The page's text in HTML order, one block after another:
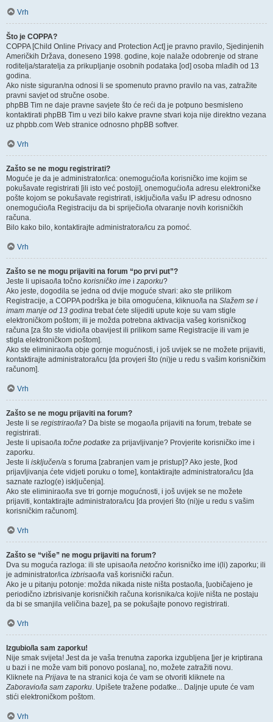
Vrh
Što je COPPA?
COPPA [Child Online Privacy and Protection Act] je pravno pravilo, Sjedinjenih
Američkih Država, doneseno 1998. godine, koje nalaže odobrenje od strane
roditelja/staratelja za prikupljanje osobnih podataka [od] osoba mlađih od 13
godina.
Ako niste siguran/na odnosi li se spomenuto pravno pravilo na vas, zatražite
pravni savjet od stručne osobe.
phpBB Tim ne daje pravne savjete što će reći da je potpuno besmisleno
kontaktirati phpBB Tim u vezi bilo kakve pravne stvari koja nije direktno vezana
uz phpbb.com Web stranice odnosno phpBB softver.
Vrh
Zašto se ne mogu registrirati?
Moguće je da je administrator/ica: onemogućio/la korisničko ime kojim se
pokušavate registrirati [ili isto već postoji], onemogućio/la adresu elektroničke
pošte kojom se pokušavate registrirati, isključio/la vašu IP adresu odnosno
onemogućio/la Registraciju da bi spriječio/la otvaranje novih korisničkih
računa.
Bilo kako bilo, kontaktirajte administratora/icu za pomoć.
Vrh
Zašto se ne mogu prijaviti na forum “po prvi put”?
Jeste li upisao/la točno korisničko ime i zaporku?
Ako jeste, dogodila se jedna od dvije moguće stvari: ako ste prilikom
Registracije, a COPPA podrška je bila omogućena, kliknuo/la na Slažem se i
imam manje od 13 godina trebat ćete slijediti upute koje su vam stigle
elektroničkom poštom; ili je možda potrebna aktivacija vašeg korisničkog
računa [za što ste vidio/la obavijest ili prilikom same Registracije ili vam je
stigla elektroničkom poštom].
Ako ste eliminirao/la obje gornje mogućnosti, i još uvijek se ne možete prijaviti,
kontaktirajte administratora/icu [da provjeri što (ni)je u redu s vašim korisničkim
računom].
Vrh
Zašto se ne mogu prijaviti na forum?
Jeste li se registrirao/la? Da biste se mogao/la prijaviti na forum, trebate se
registrirati.
Jeste li upisao/la točne podatke za prijavljivanje? Provjerite korisničko ime i
zaporku.
Jeste li isključen/a s foruma [zabranjen vam je pristup]? Ako jeste, [kod
prijavljivanja ćete vidjeti poruku o tome], kontaktirajte administratora/icu [da
saznate razlog(e) isključenja].
Ako ste eliminirao/la sve tri gornje mogućnosti, i još uvijek se ne možete
prijaviti, kontaktirajte administratora/icu [da provjeri što (ni)je u redu s vašim
korisničkim računom].
Vrh
Zašto se “više” ne mogu prijaviti na forum?
Dva su moguća razloga: ili ste upisao/la netočno korisničko ime i(li) zaporku; ili
je administrator/ica izbrisao/la vaš korisnički račun.
Ako je u pitanju potonje: možda nikada niste ništa postao/la, [uobičajeno je
periodično izbrisivanje korisničkih računa korisnika/ca koji/e ništa ne postaju
da bi se smanjila veličina baze], pa se pokušajte ponovo registrirati.
Vrh
Izgubio/la sam zaporku!
Nije smak svijeta! Jest da je vaša trenutna zaporka izgubljena [jer je kriptirana
u bazi i ne može vam biti ponovo poslana], no, možete zatražiti novu.
Kliknete na Prijava te na stranici koja će vam se otvoriti kliknete na
Zaboravio/la sam zaporku. Upišete tražene podatke... Daljnje upute će vam
stići elektroničkom poštom.
Vrh